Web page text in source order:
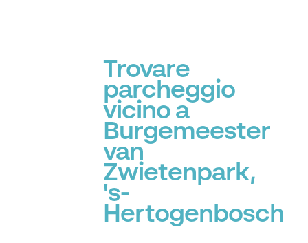
Trovare
parcheggio
vicino a
Burgemeester
van
Zwietenpark,
's-
Hertogenbosch